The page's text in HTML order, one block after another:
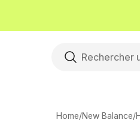
Home/New Balance/